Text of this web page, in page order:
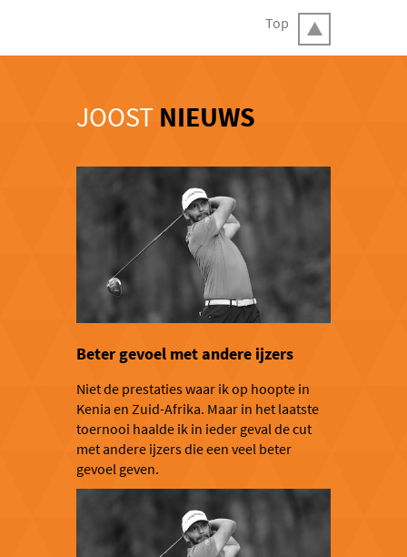
Top
JOOST NIEUWS
Beter gevoel met andere ijzers
Niet de prestaties waar ik op hoopte in
Kenia en Zuid-Afrika. Maar in het laatste
toernooi haalde ik in ieder geval de cut
met andere ijzers die een veel beter
gevoel geven.